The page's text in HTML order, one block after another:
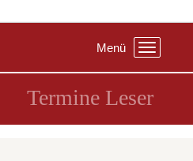
Toggle
Menü
Termine Leser